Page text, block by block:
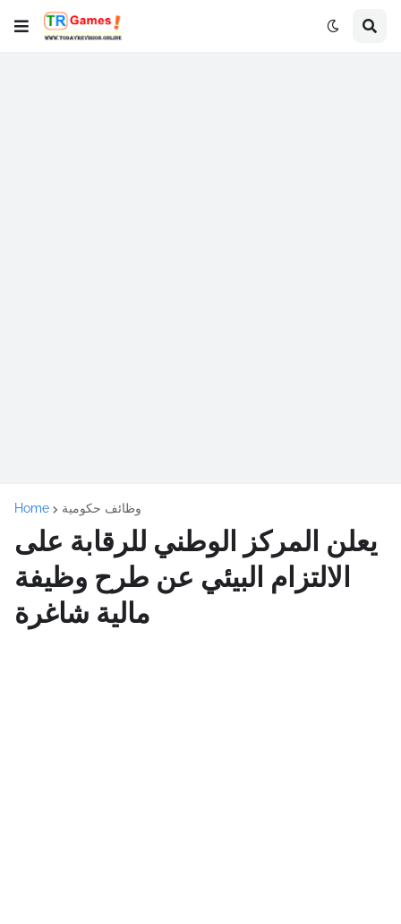
Home وظائف حكومية
يعلن المركز الوطني للرقابة على
الالتزام البيئي عن طرح وظيفة
مالية شاغرة